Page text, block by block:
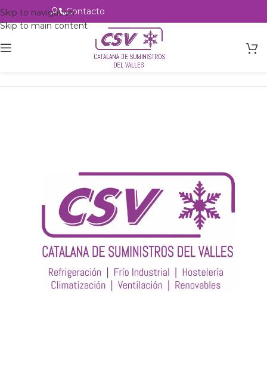
Skip to navigation
Skip to main content
Contacto
csvalles